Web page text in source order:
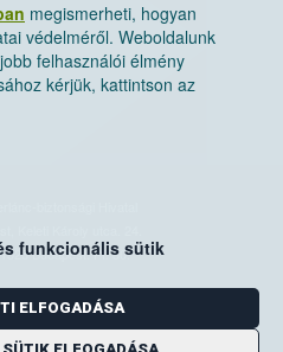
megismerheti, hogyan
védelméről. Weboldalunk
felhasználói élmény
kérjük, kattintson az
funkcionális sütik
ELFOGADÁSA
biztonsági Hivatal
Budapest. Pf. 30.
06-80/263-244